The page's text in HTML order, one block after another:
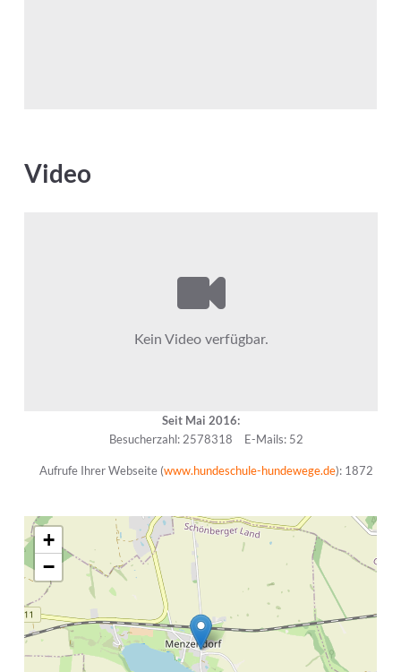
Video
Seit Mai 2016:
Besucherzahl: 2578318
E-Mails: 52
Aufrufe Ihrer Webseite (www.hundeschule-hundewege.de): 1872
+
−